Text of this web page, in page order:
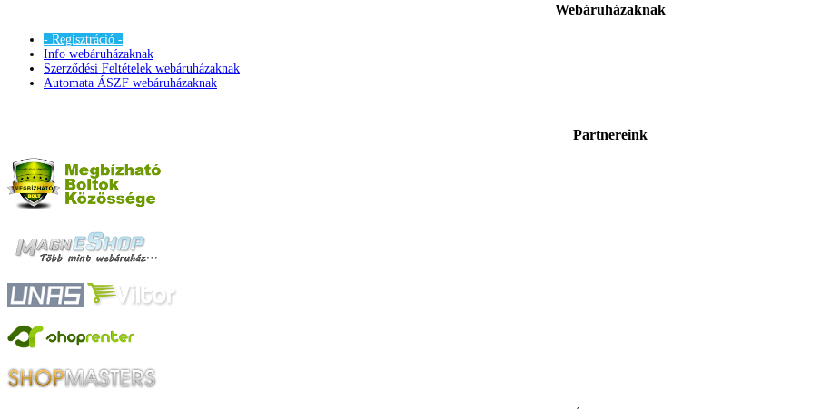
Webáruházaknak
- Regisztráció -
Info webáruházaknak
Szerződési Feltételek webáruházaknak
Automata ÁSZF webáruházaknak
Partnereink